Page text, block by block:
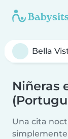
Niñeras
Una cita
simplemente